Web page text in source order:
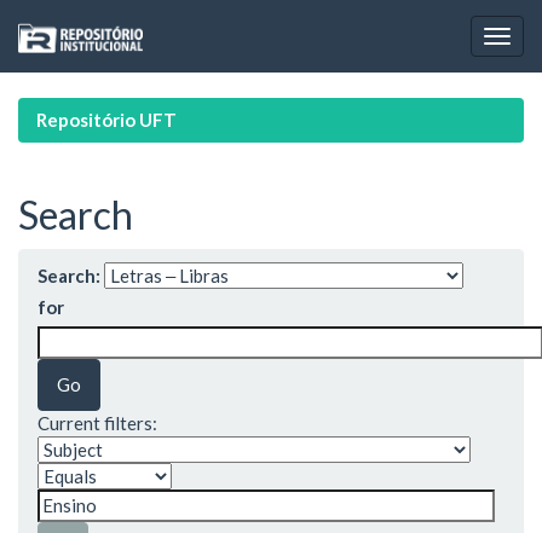
navigation
Repositório UFT
Search
Search:
for
Current filters: